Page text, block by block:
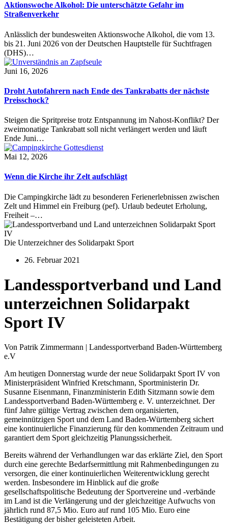
Aktionswoche Alkohol: Die unterschätzte Gefahr im
Straßenverkehr
Anlässlich der bundesweiten Aktionswoche Alkohol, die vom 13.
bis 21. Juni 2026 von der Deutschen Hauptstelle für Suchtfragen
(DHS)…
Juni 16, 2026
Droht Autofahrern nach Ende des Tankrabatts der nächste
Preisschock?
Steigen die Spritpreise trotz Entspannung im Nahost-Konflikt? Der
zweimonatige Tankrabatt soll nicht verlängert werden und läuft
Ende Juni…
Mai 12, 2026
Wenn die Kirche ihr Zelt aufschlägt
Die Campingkirche lädt zu besonderen Ferienerlebnissen zwischen
Zelt und Himmel ein Freiburg (pef). Urlaub bedeutet Erholung,
Freiheit –…
Die Unterzeichner des Solidarpakt Sport
26. Februar 2021
Landessportverband und Land
unterzeichnen Solidarpakt
Sport IV
Von Patrik Zimmermann | Landessportverband Baden-Württemberg
e.V
Am heutigen Donnerstag wurde der neue Solidarpakt Sport IV von
Ministerpräsident Winfried Kretschmann, Sportministerin Dr.
Susanne Eisenmann, Finanzministerin Edith Sitzmann sowie dem
Landessportverband Baden-Württemberg e. V. unterzeichnet. Der
fünf Jahre gültige Vertrag zwischen dem organisierten,
gemeinnützigen Sport und dem Land Baden-Württemberg sichert
eine kontinuierliche Finanzierung für den kommenden Zeitraum und
garantiert dem Sport gleichzeitig Planungssicherheit.
Bereits während der Verhandlungen war das erklärte Ziel, den Sport
durch eine gerechte Bedarfsermittlung mit Rahmenbedingungen zu
versorgen, die einer kontinuierlichen Weiterentwicklung gerecht
werden. Insbesondere im Hinblick auf die große
gesellschaftspolitische Bedeutung der Sportvereine und -verbände
im Land ist die Verlängerung und der gleichzeitige Aufwuchs von
jährlich rund 87,5 Mio. Euro auf rund 105 Mio. Euro eine
Bestätigung der bisher geleisteten Arbeit.